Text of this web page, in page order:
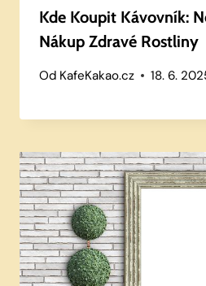
Kde Koupit Kávovník:
Nákup Zdravé Rostliny
Od KafeKakao.cz 18. 6.